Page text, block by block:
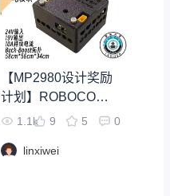
【MP2980设计奖励
计划】ROBOCON
算力设备供电模块
1.1k 9 5 0
linxiwei